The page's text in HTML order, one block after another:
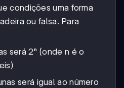
condições uma forma
ou falsa. Para
será 2ⁿ (onde n é o
será igual ao número